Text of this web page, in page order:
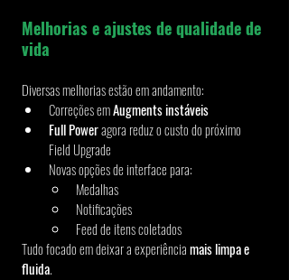
Melhorias e ajustes de qualidade de
vida
Diversas melhorias estão em andamento:
Correções em Augments instáveis
Full Power agora reduz o custo do próximo
Field Upgrade
Novas opções de interface para:
Medalhas
Notificações
Feed de itens coletados
Tudo focado em deixar a experiência mais limpa e
fluida.